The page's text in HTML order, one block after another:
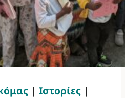
| Ιστορίες |